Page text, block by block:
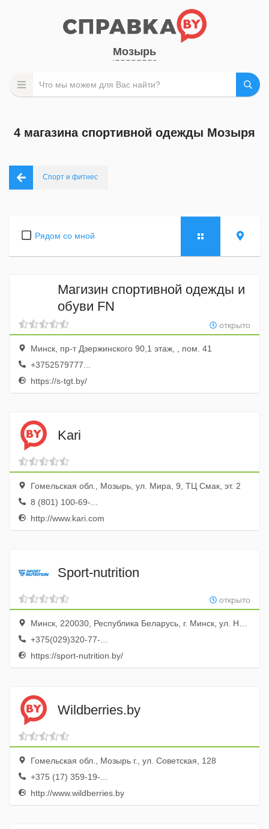
Мозырь
4 магазина спортивной одежды Мозыря
Спорт и фитнес
Рядом со мной
Магизин спортивной одежды и
обуви FN
открыто
Минск, пр-т Дзержинского 90,1 этаж, , пом. 41
+3752579777...
https://s-tgt.by/
Kari
Гомельская обл., Мозырь, ул. Мира, 9, ТЦ Смак, эт. 2
8 (801) 100-69-...
http://www.kari.com
Sport-nutrition
открыто
Минск, 220030, Республика Беларусь, г. Минск, ул. Немига 3
+375(029)320-77-...
https://sport-nutrition.by/
Wildberries.by
Гомельская обл., Мозырь г., ул. Советская, 128
+375 (17) 359-19-...
http://www.wildberries.by